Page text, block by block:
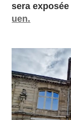
sera exposée
uen.